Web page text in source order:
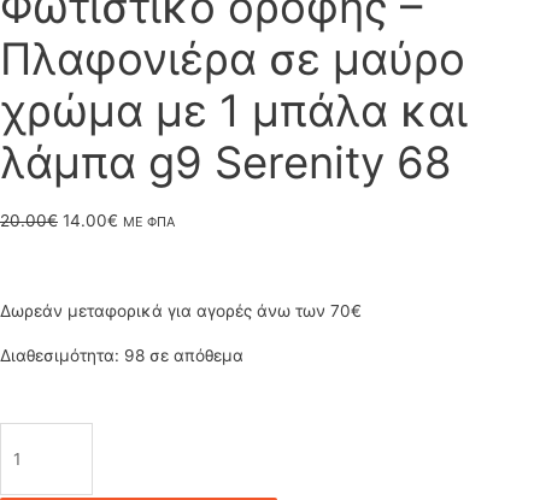
Πλαφονιέρα σε μαύρο
χρώμα με 1 μπάλα και
λάμπα g9 Serenity 68
20.00€ Original
was:
20.00€.
14.00€ Η
τιμή
είναι:
ΜΕ ΦΠΑ
Δωρεάν μεταφορικά για αγορές άνω των 70€
Διαθεσιμότητα: 98 σε απόθεμα